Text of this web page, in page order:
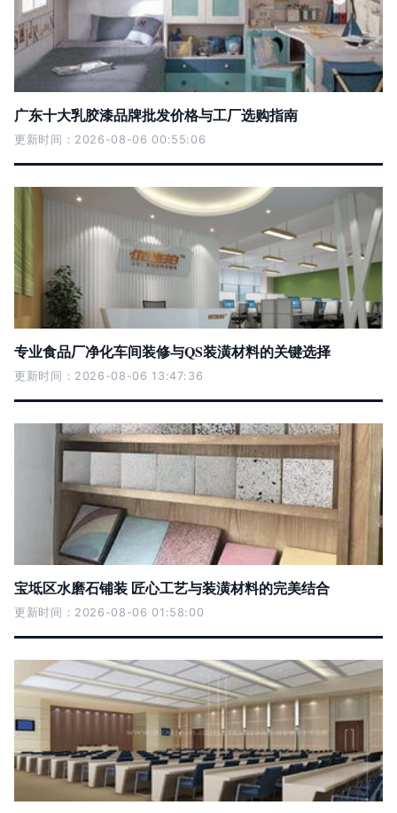
广东十大乳胶漆品牌批发价格与工厂选购指南
更新时间：2026-08-06 00:55:06
专业食品厂净化车间装修与QS装潢材料的关键选择
更新时间：2026-08-06 13:47:36
宝坻区水磨石铺装 匠心工艺与装潢材料的完美结合
更新时间：2026-08-06 01:58:00